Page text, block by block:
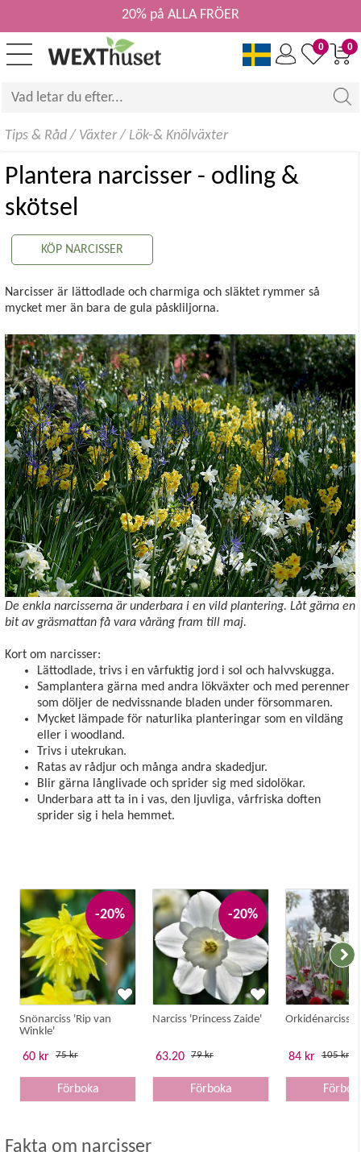
0
0
20% på ALLA FRÖER
Tips & Råd/ Växter/ Lök-& Knölväxter
Plantera narcisser - odling &
skötsel
KÖP NARCISSER
Narcisser är lättodlade och charmiga och släktet rymmer så
mycket mer än bara de gula påskliljorna.
De enkla narcisserna är underbara i en vild plantering. Låt gärna en
bit av gräsmattan få vara våräng fram till maj.
Kort om narcisser:
Lättodlade, trivs i en vårfuktig jord i sol och halvvskugga.
Samplantera gärna med andra lökväxter och med perenner
som döljer de nedvissnande bladen under försommaren.
Mycket lämpade för naturlika planteringar som en vildäng
eller i woodland.
Trivs i utekrukan.
Ratas av rådjur och många andra skadedjur.
Blir gärna långlivade och sprider sig med sidolökar.
Underbara att ta in i vas, den ljuvliga, vårfriska doften
sprider sig i hela hemmet.
-20%
Snönarciss 'Rip van
Winkle'
60 kr 75 kr
Förboka
-20%
Narciss 'Princess Zaide'
63.20 79 kr
Förboka
Orkidénarciss
84 kr 105 kr
Fakta om narcisser